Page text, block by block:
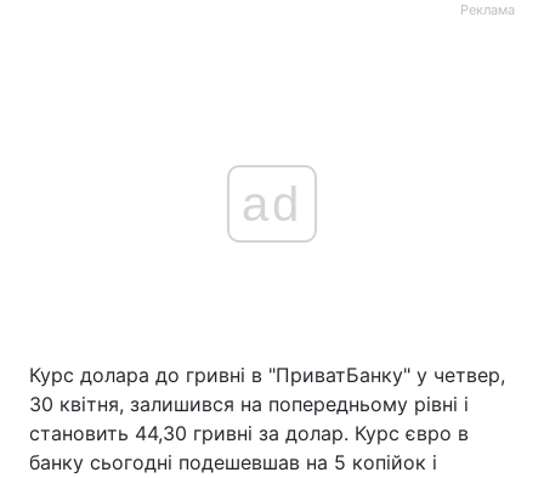
Реклама
ad
Курс долара до гривні в "ПриватБанку" у четвер,
30 квітня, залишився на попередньому рівні і
становить 44,30 гривні за долар. Курс євро в
банку сьогодні подешевшав на 5 копійок і